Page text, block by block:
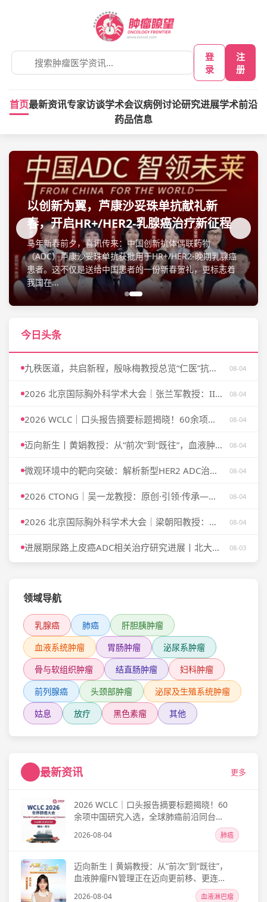
登
录
注
册
首页最新资讯专家访谈学术会议病例讨论研究进展学术前沿
药品信息
以创新为翼，芦康沙妥珠单抗献礼新
春，开启HR+/HER2-乳腺癌治疗新征程
马年新春前夕，喜讯传来：中国创新抗体偶联药物
（ADC）芦康沙妥珠单抗获批用于HR+/HER2-晚期乳腺癌
患者。这不仅是送给中国患者的一份新春贺礼，更标志着
我国在...
今日头条
九秩医道，共启新程，殷咏梅教授总览“仁医”抗肿瘤创新药物临床研究大会要点，指引精准理念落地临床实践精髓 08-04
2026 北京国际胸外科学术大会｜张兰军教授：IIIB期NSCLC治疗范式的演进——异质性分层、新辅助免疫转化与个体化外科决策 08-04
2026 WCLC｜口头报告摘要标题揭晓！60余项中国研究入选，全球肺癌前沿同台亮相，一文尽览！ 08-04
迈向新生丨黄娟教授：从“前次”到“既往”，血液肿瘤FN管理正在迈向更前移、更连续的新阶段 08-04
微观环境中的靶向突破：解析新型HER2 ADC治疗晚期乳腺癌的科学机制 08-04
2026 CTONG｜吴一龙教授：原创·引领·传承——中国肺癌临床试验的范式跃迁与未来方向 08-04
2026 北京国际胸外科学术大会｜梁朝阳教授：搭建国际协作平台，推动围术期规范管理——在肺癌慢病化时代锚定外科价值 08-04
进展期尿路上皮癌ADC相关治疗研究进展丨北大一院杨恺惟教授深度梳理一线/后线全路径 08-03
领域导航
乳腺癌 肺癌
肝胆胰肿瘤
血液系统肿瘤
胃肠肿瘤
泌尿系肿瘤
骨与软组织肿瘤
结直肠肿瘤
妇科肿瘤
前列腺癌
头颈部肿瘤
泌尿及生殖系统肿瘤
姑息
放疗 黑色素瘤 其他
最新资讯 更多
2026 WCLC｜口头报告摘要标题揭晓！60
余项中国研究入选，全球肺癌前沿同台亮
2026-08-04 肺癌
迈向新生丨黄娟教授：从“前次”到“既往”，
血液肿瘤FN管理正在迈向更前移、更连续
2026-08-04 血液淋巴瘤